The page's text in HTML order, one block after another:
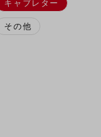
キャブレター
その他